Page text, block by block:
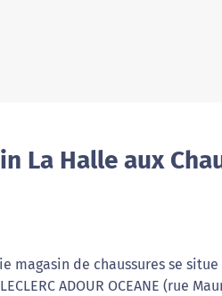
La Halle aux
magasin de chaussures se
ADOUR OCEANE (rue